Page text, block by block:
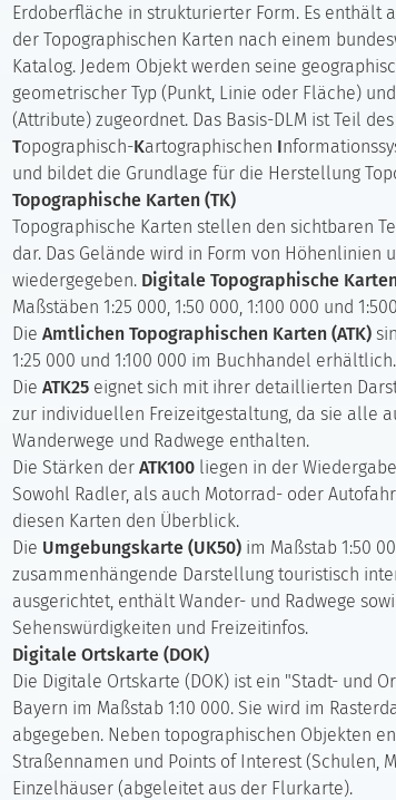
Erdoberfläche in strukturierter Form. Es enthält
der Topographischen Karten nach einem
Katalog. Jedem Objekt werden seine
geometrischer Typ (Punkt, Linie oder Fläche)
(Attribute) zugeordnet. Das Basis-DLM ist Teil des
Topographisch-Kartographischen I
und bildet die Grundlage für die Herstellung
Topographische Karten (TK)
Topographische Karten stellen den sichtbaren
dar. Das Gelände wird in Form von Höhenlinien
wiedergegeben. Digitale Topographische Karten
Maßstäben 1:25 000, 1:50 000, 1:100 000 und
Die Amtlichen Topographischen Karten (ATK)
1:25 000 und 1:100 000 im Buchhandel erhältlich.
Die ATK25 eignet sich mit ihrer detaillierten
zur individuellen Freizeitgestaltung, da sie alle
Wanderwege und Radwege enthalten.
Die Stärken der ATK100 liegen in der
Sowohl Radler, als auch Motorrad- oder
diesen Karten den Überblick.
Die Umgebungskarte (UK50) im Maßstab 1:50
zusammenhängende Darstellung touristisch
ausgerichtet, enthält Wander- und Radwege
Sehenswürdigkeiten und Freizeitinfos.
Digitale Ortskarte (DOK)
Die Digitale Ortskarte (DOK) ist ein "Stadt- und
Bayern im Maßstab 1:10 000. Sie wird im
abgegeben. Neben topographischen Objekten
Straßennamen und Points of Interest (Schulen,
Einzelhäuser (abgeleitet aus der Flurkarte).